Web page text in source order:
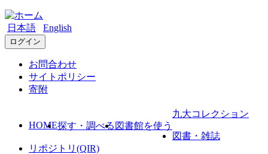
日本語 English
ログイン
お問合わせ
サイトポリシー
寄附
HOME探す・調べる 図書館を使う
九大コレクション
図書・雑誌
リポジトリ(QIR)